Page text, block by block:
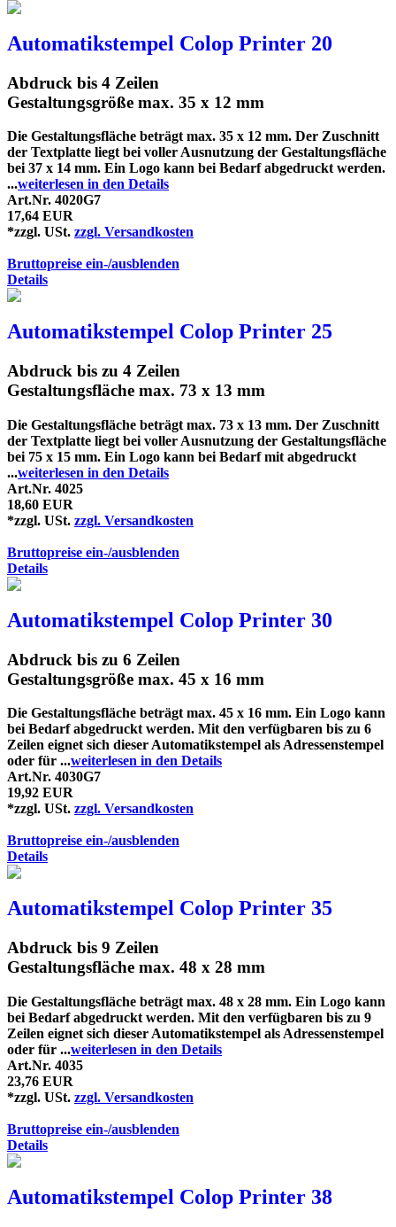
Automatikstempel Colop Printer 20
Abdruck bis 4 Zeilen
Gestaltungsgröße max. 35 x 12 mm
Die Gestaltungsfläche beträgt max. 35 x 12 mm. Der Zuschnitt
der Textplatte liegt bei voller Ausnutzung der Gestaltungsfläche
bei 37 x 14 mm. Ein Logo kann bei Bedarf abgedruckt werden.
...weiterlesen in den Details
Art.Nr. 4020G7
17,64 EUR
*zzgl. USt. zzgl. Versandkosten
Bruttopreise ein-/ausblenden
Details
Automatikstempel Colop Printer 25
Abdruck bis zu 4 Zeilen
Gestaltungsfläche max. 73 x 13 mm
Die Gestaltungsfläche beträgt max. 73 x 13 mm. Der Zuschnitt
der Textplatte liegt bei voller Ausnutzung der Gestaltungsfläche
bei 75 x 15 mm. Ein Logo kann bei Bedarf mit abgedruckt
...weiterlesen in den Details
Art.Nr. 4025
18,60 EUR
*zzgl. USt. zzgl. Versandkosten
Bruttopreise ein-/ausblenden
Details
Automatikstempel Colop Printer 30
Abdruck bis zu 6 Zeilen
Gestaltungsgröße max. 45 x 16 mm
Die Gestaltungsfläche beträgt max. 45 x 16 mm. Ein Logo kann
bei Bedarf abgedruckt werden. Mit den verfügbaren bis zu 6
Zeilen eignet sich dieser Automatikstempel als Adressenstempel
oder für ...weiterlesen in den Details
Art.Nr. 4030G7
19,92 EUR
*zzgl. USt. zzgl. Versandkosten
Bruttopreise ein-/ausblenden
Details
Automatikstempel Colop Printer 35
Abdruck bis 9 Zeilen
Gestaltungsfläche max. 48 x 28 mm
Die Gestaltungsfläche beträgt max. 48 x 28 mm. Ein Logo kann
bei Bedarf abgedruckt werden. Mit den verfügbaren bis zu 9
Zeilen eignet sich dieser Automatikstempel als Adressenstempel
oder für ...weiterlesen in den Details
Art.Nr. 4035
23,76 EUR
*zzgl. USt. zzgl. Versandkosten
Bruttopreise ein-/ausblenden
Details
Automatikstempel Colop Printer 38